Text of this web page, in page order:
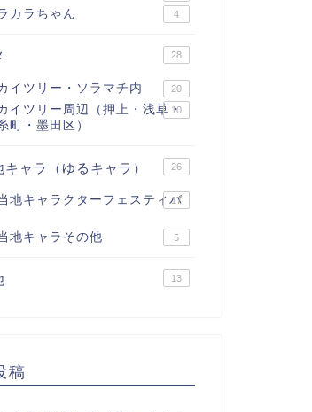
カラちゃん 4
28
イツリー・ソラマチ内 20
イツリー周辺（押上・浅草・
町・墨田区）
10
キャラ（ゆるキャラ） 26
地キャラクターフェスティバ
17
地キャラその他 5
13
稿